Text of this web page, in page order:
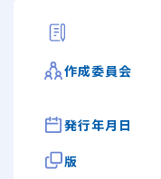
作成委員会
発行年月日
版